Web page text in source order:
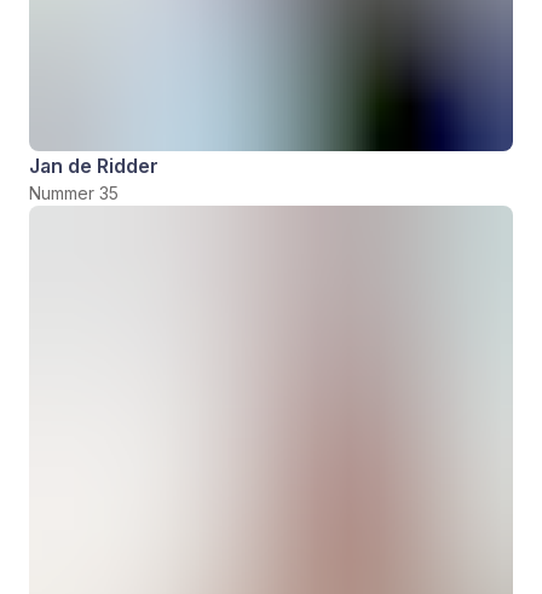
Jan de Ridder
Nummer 35